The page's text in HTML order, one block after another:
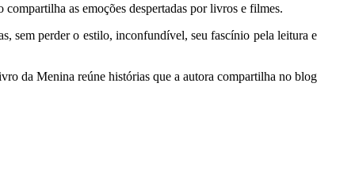
as emoções despertadas por livros e filmes.
sem perder o estilo, inconfundível, seu fascínio pela leitura e
da Menina reúne histórias que a autora compartilha no blog